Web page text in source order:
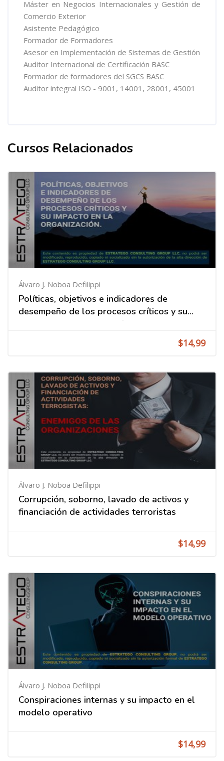
Máster en Negocios Internacionales y Gestión de
Comercio Exterior
Asistente Pedagógico
Formador de Formadores
Asesor en Implementación de Sistemas de Gestión
Auditor Internacional de Certificación BASC
Formador de formadores del SGCS BASC
Auditor integral ISO - 9001, 14001, 28001, 45001
Cursos Relacionados
Álvaro J. Noboa Defilippi
Políticas, objetivos e indicadores de
desempeño de los procesos críticos y su
impacto en la organización
$14,99
Álvaro J. Noboa Defilippi
Corrupción, soborno, lavado de activos y
financiación de actividades terroristas
$14,99
Álvaro J. Noboa Defilippi
Conspiraciones internas y su impacto en el
modelo operativo
$14,99